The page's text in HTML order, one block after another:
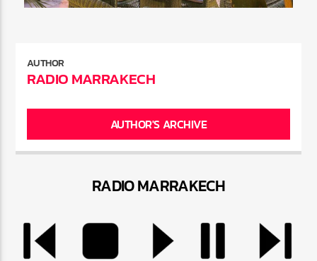
AUTHOR
RADIO MARRAKECH
AUTHOR'S ARCHIVE
RADIO MARRAKECH